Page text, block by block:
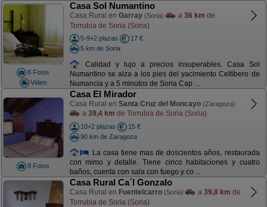
8 Fotos
Video
Casa Sol Numantino
Casa Rural en Garray (Soria) a 36 km de
Torrubia de Soria (Soria)
5-9+2 plazas
17 €
5 km de Soria
Calidad y lujo a precios insuperables. Casa Sol
Numantino se alza a los pies del yacimiento Celtíbero de
Numancia y a 5 minutos de Soria Cap ...
8 Fotos
Casa El Mirador
Casa Rural en Santa Cruz del Moncayo (Zaragoza)
a 39,4 km de Torrubia de Soria (Soria)
10+2 plazas
15 €
90 km de Zaragoza
La casa tiene mas de doscientos años, restaurada
con mimo y detalle. Tiene cinco habitaciones y cuatro
baños, cuenta con sala con fuego y co ...
Casa Rural Ca´l Gonzalo
Casa Rural en Fuentelcarro (Soria) a 39,8 km de
Torrubia de Soria (Soria)